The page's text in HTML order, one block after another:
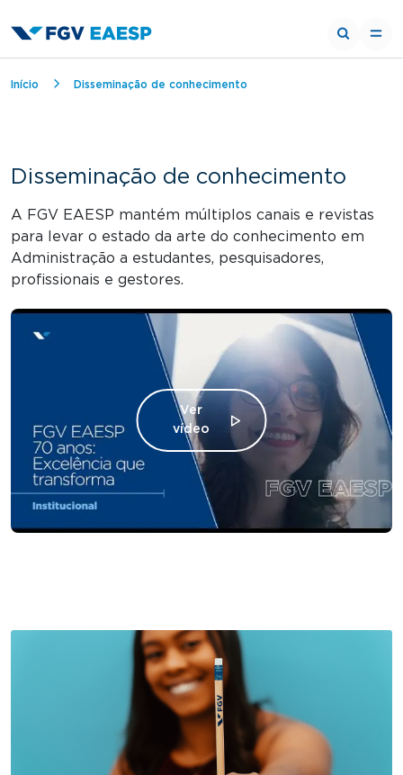
Trilha de navegação
Início Disseminação de conhecimento
Disseminação de conhecimento
A FGV EAESP mantém múltiplos canais e revistas
para levar o estado da arte do conhecimento em
Administração a estudantes, pesquisadores,
profissionais e gestores.
Ver
vídeo